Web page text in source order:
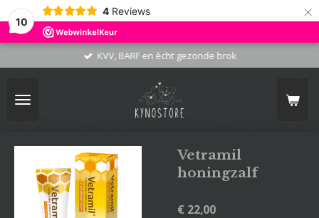
10
4 Reviews ×
KVV, BARF en ècht gezonde brok
Vetramil
honingzalf
€ 22,00